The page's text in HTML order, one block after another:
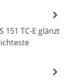
151 TC-E glänzt